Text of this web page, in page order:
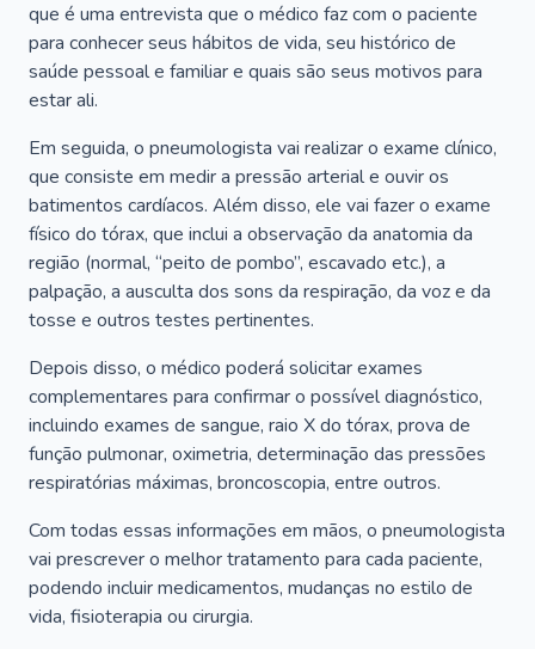
que é uma entrevista que o médico faz com o paciente
para conhecer seus hábitos de vida, seu histórico de
saúde pessoal e familiar e quais são seus motivos para
estar ali.
Em seguida, o pneumologista vai realizar o exame clínico,
que consiste em medir a pressão arterial e ouvir os
batimentos cardíacos. Além disso, ele vai fazer o exame
físico do tórax, que inclui a observação da anatomia da
região (normal, “peito de pombo”, escavado etc.), a
palpação, a ausculta dos sons da respiração, da voz e da
tosse e outros testes pertinentes.
Depois disso, o médico poderá solicitar exames
complementares para confirmar o possível diagnóstico,
incluindo exames de sangue, raio X do tórax, prova de
função pulmonar, oximetria, determinação das pressões
respiratórias máximas, broncoscopia, entre outros.
Com todas essas informações em mãos, o pneumologista
vai prescrever o melhor tratamento para cada paciente,
podendo incluir medicamentos, mudanças no estilo de
vida, fisioterapia ou cirurgia.